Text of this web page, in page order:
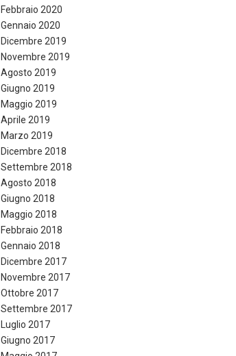
Febbraio 2020
Gennaio 2020
Dicembre 2019
Novembre 2019
Agosto 2019
Giugno 2019
Maggio 2019
Aprile 2019
Marzo 2019
Dicembre 2018
Settembre 2018
Agosto 2018
Giugno 2018
Maggio 2018
Febbraio 2018
Gennaio 2018
Dicembre 2017
Novembre 2017
Ottobre 2017
Settembre 2017
Luglio 2017
Giugno 2017